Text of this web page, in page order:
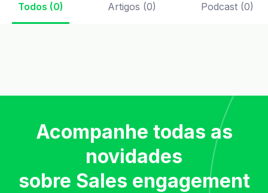
Todos (0) Artigos (0) Podcast (0)
Acompanhe todas as
novidades
sobre Sales engagement